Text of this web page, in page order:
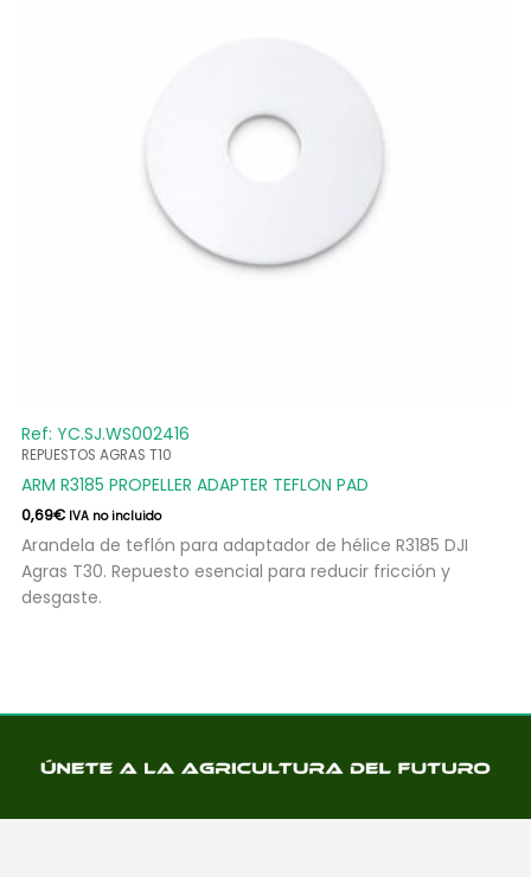
Ref: YC.SJ.WS002416
REPUESTOS AGRAS T10
ARM R3185 PROPELLER ADAPTER TEFLON PAD
0,69€ IVA no incluido
Arandela de teflón para adaptador de hélice R3185 DJI
Agras T30. Repuesto esencial para reducir fricción y
desgaste.